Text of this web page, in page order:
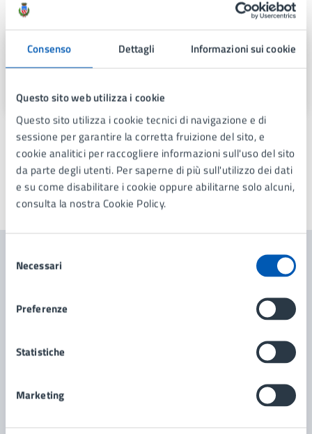
Consenso Dettagli Informazioni sui cookie
Questo sito web utilizza i cookie
Questo sito utilizza i cookie tecnici di navigazione e di
sessione per garantire la corretta fruizione del sito, e
cookie analitici per raccogliere informazioni sull'uso del sito
da parte degli utenti. Per saperne di più sull'utilizzo dei dati
e su come disabilitare i cookie oppure abilitarne solo alcuni,
consulta la nostra Cookie Policy.
delNecessari
Preferenze
Statistiche
Marketing
A cura di
Politiche Giovanili
Ultimo aggiornamento:03/07/2026, 11:50
Politiche Giovanili